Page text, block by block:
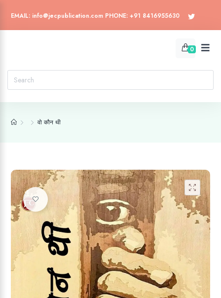
EMAIL: info@jecpublication.com PHONE: +91 8416955630
0
वो कौन थी
Add to wishlist